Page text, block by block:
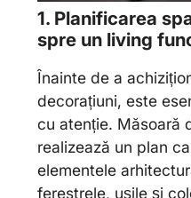
1. Planificarea
spre un living
Înainte de a
decorațiuni, este
cu atenție. Măsoară
realizează un plan
elementele
ferestrele, ușile și